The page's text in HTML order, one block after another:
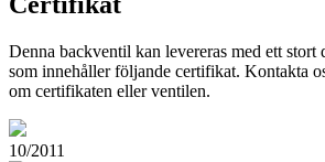
Denna backventil kan levereras med ett stort
som innehåller följande certifikat. Kontakta
om certifikaten eller ventilen.
10/2011